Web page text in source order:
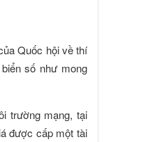
Quốc hội về thí
số như mong
trường mạng, tại
được cấp một tài